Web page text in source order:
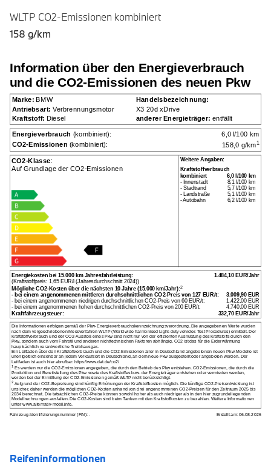
WLTP CO2-Emissionen kombiniert
158 g/km
Reifeninformationen